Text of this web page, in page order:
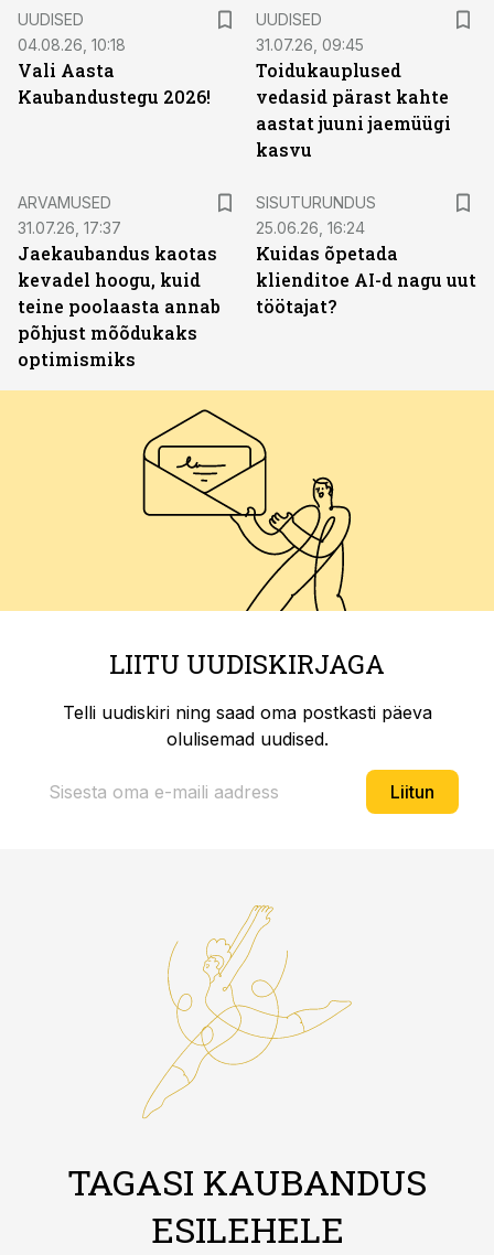
UUDISED
04.08.26, 10:18
Vali Aasta
Kaubandustegu 2026!
UUDISED
31.07.26, 09:45
Toidukauplused
vedasid pärast kahte
aastat juuni jaemüügi
kasvu
ARVAMUSED
31.07.26, 17:37
Jaekaubandus kaotas
kevadel hoogu, kuid
teine poolaasta annab
põhjust mõõdukaks
optimismiks
SISUTURUNDUS
25.06.26, 16:24
Kuidas õpetada
klienditoe AI-d nagu uut
töötajat?
LIITU UUDISKIRJAGA
Telli uudiskiri ning saad oma postkasti päeva
olulisemad uudised.
Liitun
TAGASI KAUBANDUS
ESILEHELE